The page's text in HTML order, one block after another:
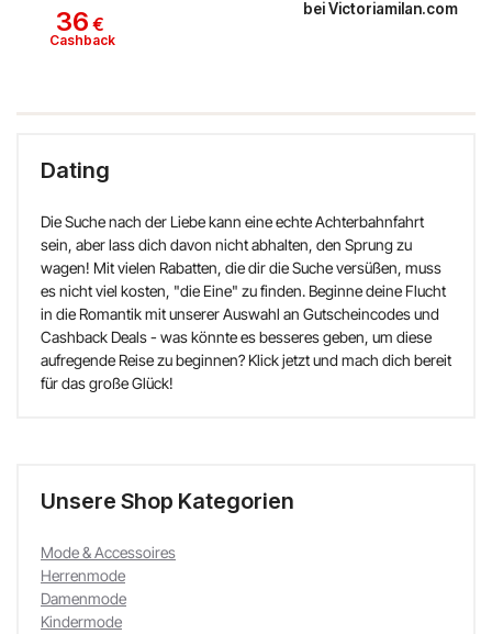
36 €
Cashback
beiVictoriamilan.com
Dating
Die Suche nach der Liebe kann eine echte Achterbahnfahrt
sein, aber lass dich davon nicht abhalten, den Sprung zu
wagen! Mit vielen Rabatten, die dir die Suche versüßen, muss
es nicht viel kosten, "die Eine" zu finden. Beginne deine Flucht
in die Romantik mit unserer Auswahl an Gutscheincodes und
Cashback Deals - was könnte es besseres geben, um diese
aufregende Reise zu beginnen? Klick jetzt und mach dich bereit
für das große Glück!
Unsere Shop Kategorien
Mode & Accessoires
Herrenmode
Damenmode
Kindermode